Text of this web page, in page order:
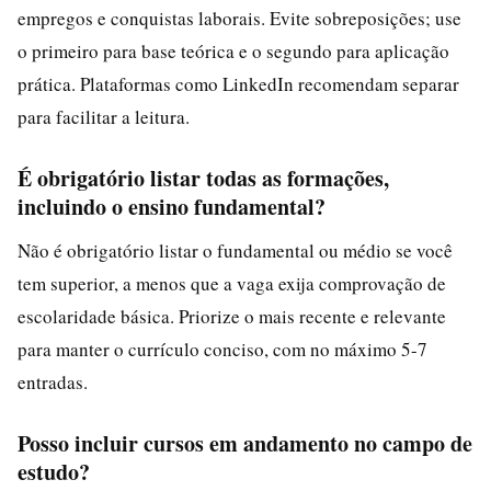
empregos e conquistas laborais. Evite sobreposições; use
o primeiro para base teórica e o segundo para aplicação
prática. Plataformas como LinkedIn recomendam separar
para facilitar a leitura.
É obrigatório listar todas as formações,
incluindo o ensino fundamental?
Não é obrigatório listar o fundamental ou médio se você
tem superior, a menos que a vaga exija comprovação de
escolaridade básica. Priorize o mais recente e relevante
para manter o currículo conciso, com no máximo 5-7
entradas.
Posso incluir cursos em andamento no campo de
estudo?